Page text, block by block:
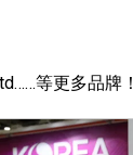
等更多品牌！